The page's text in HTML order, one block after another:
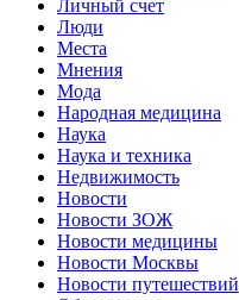
Личный счет
Люди
Места
Мнения
Мода
Народная медицина
Наука
Наука и техника
Недвижимость
Новости
Новости ЗОЖ
Новости медицины
Новости Москвы
Новости путешествий